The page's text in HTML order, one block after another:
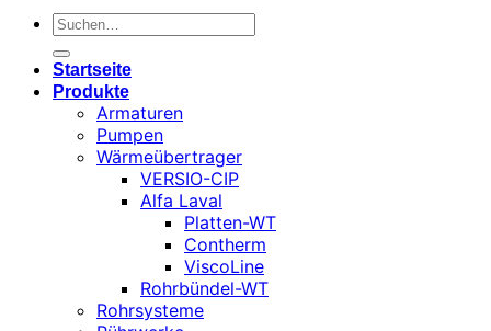
Suchen
Startseite
Produkte
Armaturen
Pumpen
Wärmeübertrager
VERSIO-CIP
Alfa Laval
Platten-WT
Contherm
ViscoLine
Rohrbündel-WT
Rohrsysteme